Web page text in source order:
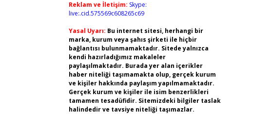
Reklam ve İletişim: Skype:
live:.cid.575569c608265c69
Yasal Uyarı: Bu internet sitesi, herhangi bir
marka, kurum veya şahıs şirketi ile hiçbir
bağlantısı bulunmamaktadır. Sitede yalnızca
kendi hazırladığımız makaleler
paylaşılmaktadır. Burada yer alan içerikler
haber niteliği taşımamakta olup, gerçek kurum
ve kişiler hakkında paylaşım yapılmamaktadır.
Gerçek kurum ve kişiler ile isim benzerlikleri
tamamen tesadüfidir. Sitemizdeki bilgiler taslak
halindedir ve tavsiye niteliği taşımazlar.